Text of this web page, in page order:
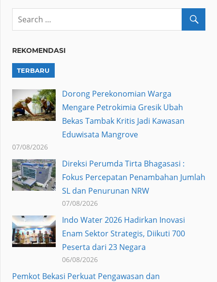
REKOMENDASI
TERBARU
Dorong Perekonomian Warga
Mengare Petrokimia Gresik Ubah
Bekas Tambak Kritis Jadi Kawasan
Eduwisata Mangrove
07/08/2026
Direksi Perumda Tirta Bhagasasi :
Fokus Percepatan Penambahan Jumlah
SL dan Penurunan NRW
07/08/2026
Indo Water 2026 Hadirkan Inovasi
Enam Sektor Strategis, Diikuti 700
Peserta dari 23 Negara
06/08/2026
Pemkot Bekasi Perkuat Pengawasan dan